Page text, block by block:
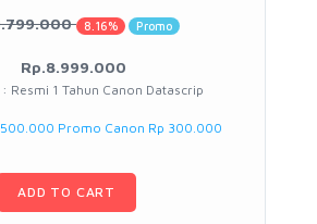
8.16% Promo
Rp.8.999.000
Resmi 1 Tahun Canon Datascrip
500.000 Promo Canon Rp 300.000
ADD TO CART